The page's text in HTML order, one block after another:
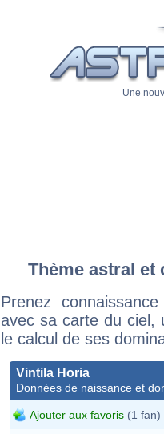
Une
Thème astral et
Prenez
avec sa carte du ciel,
le calcul de ses
Vintila Horia
Données de naissance et
Ajouter aux favoris (1 fan)